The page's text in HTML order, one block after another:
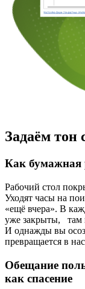
Задаём тон
Как бумажная
Рабочий стол
Уходят часы на
«ещё вчера». В
уже закрыты, там
И однажды вы
превращается в
Обещание
как спасение